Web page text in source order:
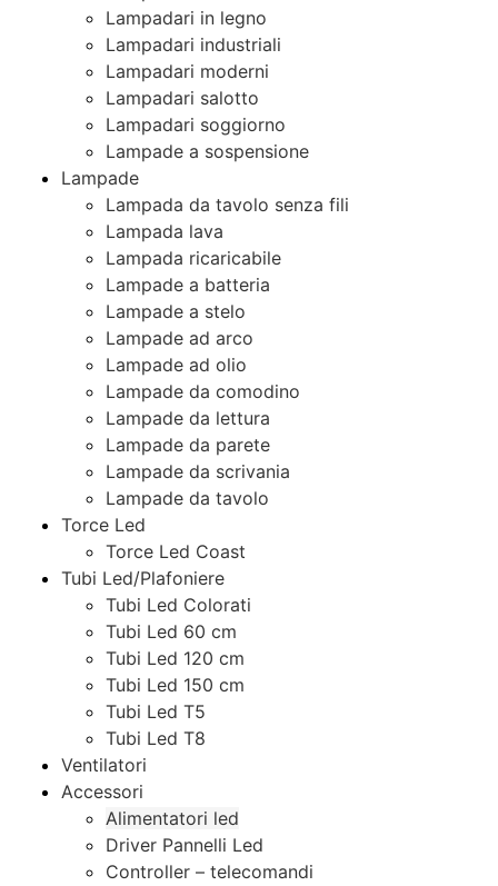
Lampadari in legno
Lampadari industriali
Lampadari moderni
Lampadari salotto
Lampadari soggiorno
Lampade a sospensione
Lampade
Lampada da tavolo senza fili
Lampada lava
Lampada ricaricabile
Lampade a batteria
Lampade a stelo
Lampade ad arco
Lampade ad olio
Lampade da comodino
Lampade da lettura
Lampade da parete
Lampade da scrivania
Lampade da tavolo
Torce Led
Torce Led Coast
Tubi Led/Plafoniere
Tubi Led Colorati
Tubi Led 60 cm
Tubi Led 120 cm
Tubi Led 150 cm
Tubi Led T5
Tubi Led T8
Ventilatori
Accessori
Alimentatori led
Driver Pannelli Led
Controller – telecomandi